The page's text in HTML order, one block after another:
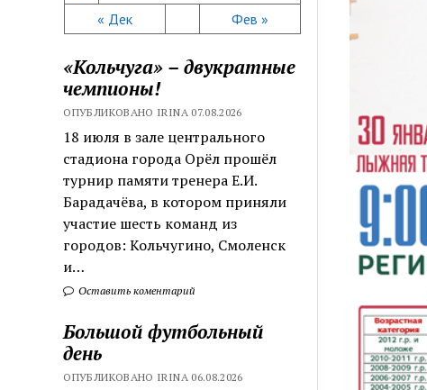
« Дек Фев »
«Кольчуга» – двукратные
чемпионы!
ОПУБЛИКОВАНО IRINA 07.08.2026
18 июля в зале центрального
стадиона города Орёл прошёл
турнир памяти тренера Е.И.
Барадачёва, в котором приняли
участие шесть команд из
городов: Кольчугино, Смоленск
и…
Оставить коментарий
Большой футбольный
день
ОПУБЛИКОВАНО IRINA 06.08.2026